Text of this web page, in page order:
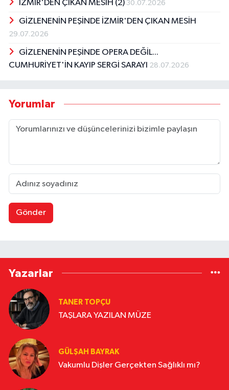
İZMİR'DEN ÇIKAN MESİH (2) 30.07.2026
GİZLENENİN PEŞİNDE İZMİR'DEN ÇIKAN MESİH
29.07.2026
GİZLENENİN PEŞİNDE OPERA DEĞİL...
CUMHURİYET'İN KAYIP SERGİ SARAYI 28.07.2026
Yorumlar
Gönder
Yazarlar
TANER TOPÇU
TAŞLARA YAZILAN MÜZE
GÜLŞAH BAYRAK
Vakumlu Dişler Gerçekten Sağlıklı mı?